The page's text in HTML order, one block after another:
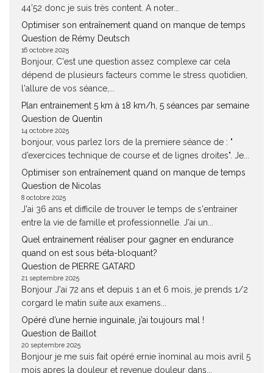
44’52 donc je suis très content. A noter...
Optimiser son entraînement quand on manque de temps
Question de Rémy Deutsch
16 octobre 2025
Bonjour, C'est une question assez complexe car cela
dépend de plusieurs facteurs comme le stress quotidien,
l'allure de vos séance,...
Plan entrainement 5 km à 18 km/h, 5 séances par semaine
Question de Quentin
14 octobre 2025
bonjour, vous parlez lors de la premiere séance de : "
d’exercices technique de course et de lignes droites". Je...
Optimiser son entraînement quand on manque de temps
Question de Nicolas
8 octobre 2025
J'ai 36 ans et difficile de trouver le temps de s'entrainer
entre la vie de famille et professionnelle. J'ai un...
Quel entrainement réaliser pour gagner en endurance
quand on est sous béta-bloquant?
Question de PIERRE GATARD
21 septembre 2025
Bonjour J'ai 72 ans et depuis 1 an et 6 mois, je prends 1/2
corgard le matin suite aux examens...
Opéré d’une hernie inguinale, j’ai toujours mal !
Question de Baillot
20 septembre 2025
Bonjour je me suis fait opéré ernie înominal au mois avril 5
mois apres la douleur et revenue douleur dans...